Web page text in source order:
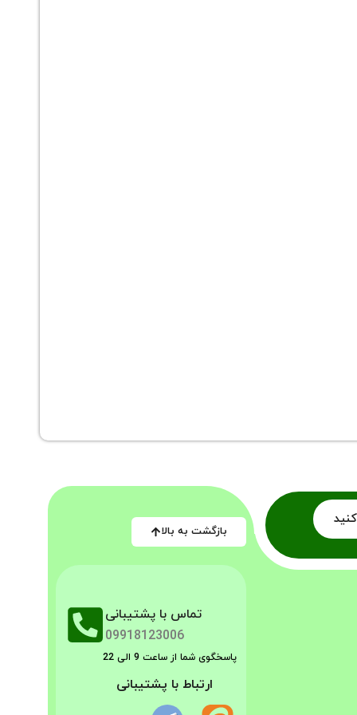
بازگشت به بالا
تماس با پشتیبانی
09918123006
پاسخگوی شما از ساعت 9 الی 22
ارتباط با پشتیبانی